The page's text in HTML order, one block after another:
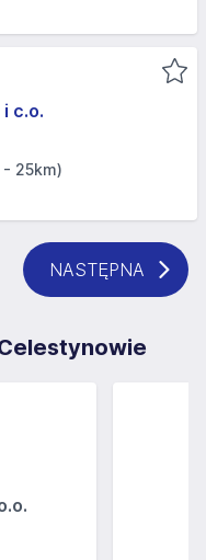
c.o.
25km)
NASTĘPNA